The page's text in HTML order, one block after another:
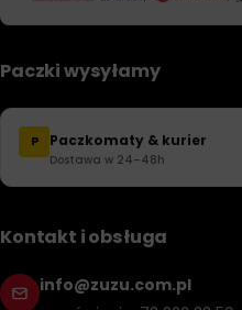
Paczki wysyłamy
P Paczkomaty & kurier
Dostawa w 24–48h
Kontakt i obsługa
info@zuzu.com.pl